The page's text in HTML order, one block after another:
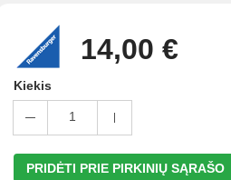
14,00 €
Kiekis
1
PRIDĖTI PRIE PIRKINIŲ SĄRAŠO